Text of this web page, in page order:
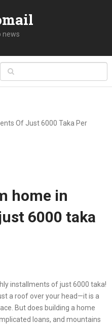
news
Of Just 6000 Taka Per
home in
6000 taka
installments of just 6000 taka!
a roof over your head—it is a
But does building a home
loans, and mountains